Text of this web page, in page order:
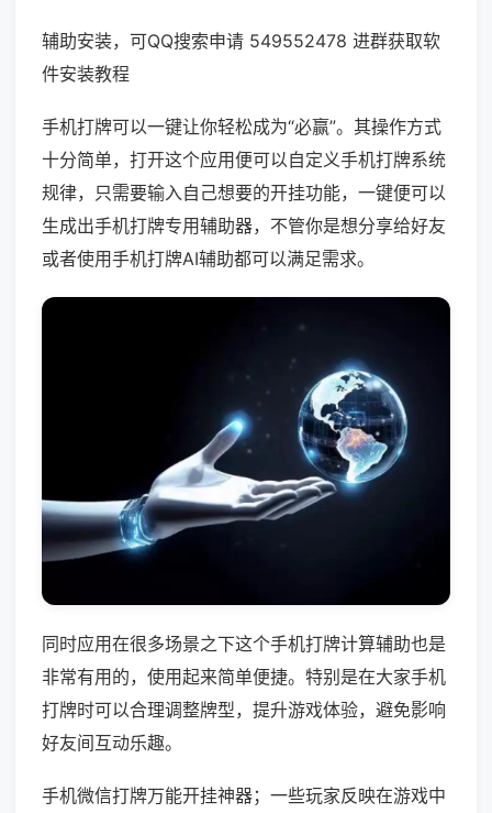
辅助安装，可QQ搜索申请 549552478 进群获取软
件安装教程
手机打牌可以一键让你轻松成为“必赢”。其操作方式
十分简单，打开这个应用便可以自定义手机打牌系统
规律，只需要输入自己想要的开挂功能，一键便可以
生成出手机打牌专用辅助器，不管你是想分享给好友
或者使用手机打牌AI辅助都可以满足需求。
同时应用在很多场景之下这个手机打牌计算辅助也是
非常有用的，使用起来简单便捷。特别是在大家手机
打牌时可以合理调整牌型，提升游戏体验，避免影响
好友间互动乐趣。
手机微信打牌万能开挂神器；一些玩家反映在游戏中